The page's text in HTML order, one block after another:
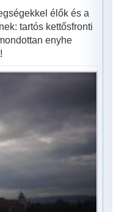
élők és a
tartós kettősfronti
enyhe